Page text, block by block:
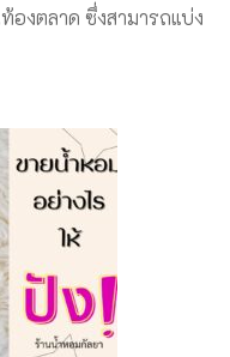
องตลาด ซึ่งสามารถแบ่ง